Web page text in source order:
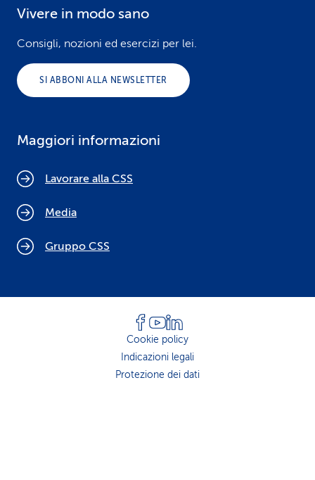
Vivere in modo sano
Consigli, nozioni ed esercizi per lei.
SI ABBONI ALLA NEWSLETTER
Maggiori informazioni
Lavorare alla CSS
Media
Gruppo CSS
Cookie policy
Indicazioni legali
Protezione dei dati